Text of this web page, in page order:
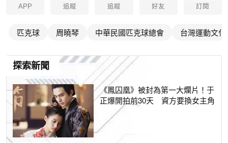
APP 追蹤 追蹤 好友 訂閱
匹克球 周曉琴 中華民國匹克球總會 台灣運動文化
探索新聞
《鳳囚凰》被封為第一大爛片！于
正爆開拍前30天 資方要換女主角